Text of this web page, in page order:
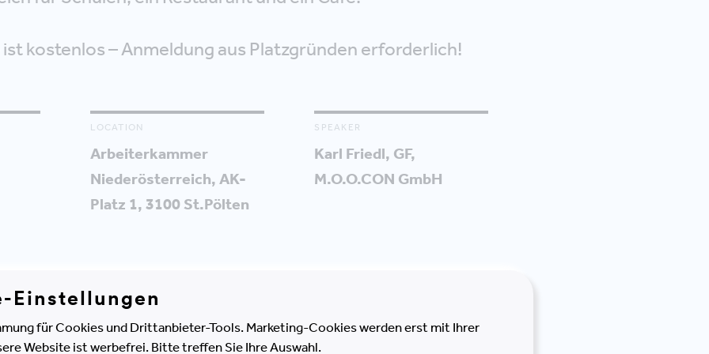
ist kostenlos – Anmeldung aus Platzgründen erforderlich!
LOCATION
Arbeiterkammer
Niederösterreich, AK-
Platz 1, 3100 St.Pölten
SPEAKER
Karl Friedl, GF,
M.O.O.CON GmbH
M.O.O.CON GmbH, wird einen Vortrag zum
Einstellungen
für Cookies und Drittanbieter-Tools. Marketing-Cookies werden erst mit Ihrer
Website ist werbefrei. Bitte treffen Sie Ihre Auswahl.